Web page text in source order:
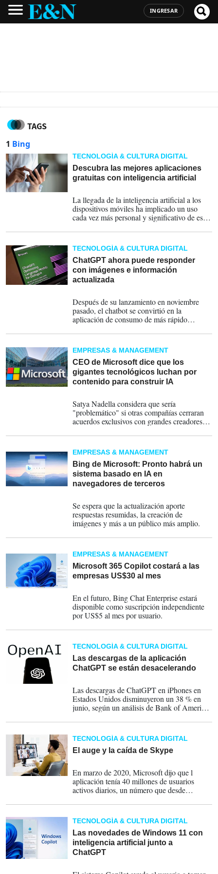
INGRESAR
TAGS
1 Bing
TECNOLOGÍA & CULTURA DIGITAL
Descubra las mejores aplicaciones
gratuitas con inteligencia artificial
La llegada de la inteligencia artificial a los
dispositivos móviles ha implicado un uso
cada vez más personal y significativo de este
TECNOLOGÍA & CULTURA DIGITAL
ChatGPT ahora puede responder
con imágenes e información
actualizada
Después de su lanzamiento en noviembre
pasado, el chatbot se convirtió en la
aplicación de consumo de más rápido
EMPRESAS & MANAGEMENT
CEO de Microsoft dice que los
gigantes tecnológicos luchan por
contenido para construir IA
Satya Nadella considera que sería
"problemático" si otras compañías cerraran
acuerdos exclusivos con grandes creadores de
EMPRESAS & MANAGEMENT
Bing de Microsoft: Pronto habrá un
sistema basado en IA en
navegadores de terceros
Se espera que la actualización aporte
respuestas resumidas, la creación de
imágenes y más a un público más amplio.
EMPRESAS & MANAGEMENT
Microsoft 365 Copilot costará a las
empresas US$30 al mes
En el futuro, Bing Chat Enterprise estará
disponible como suscripción independiente
por US$5 al mes por usuario.
TECNOLOGÍA & CULTURA DIGITAL
Las descargas de la aplicación
ChatGPT se están desacelerando
Las descargas de ChatGPT en iPhones en
Estados Unidos disminuyeron un 38 % en
junio, según un análisis de Bank of America
TECNOLOGÍA & CULTURA DIGITAL
El auge y la caída de Skype
En marzo de 2020, Microsoft dijo que l
aplicación tenía 40 millones de usuarios
activos diarios, un número que desde
TECNOLOGÍA & CULTURA DIGITAL
Las novedades de Windows 11 con
inteligencia artificial junto a
ChatGPT